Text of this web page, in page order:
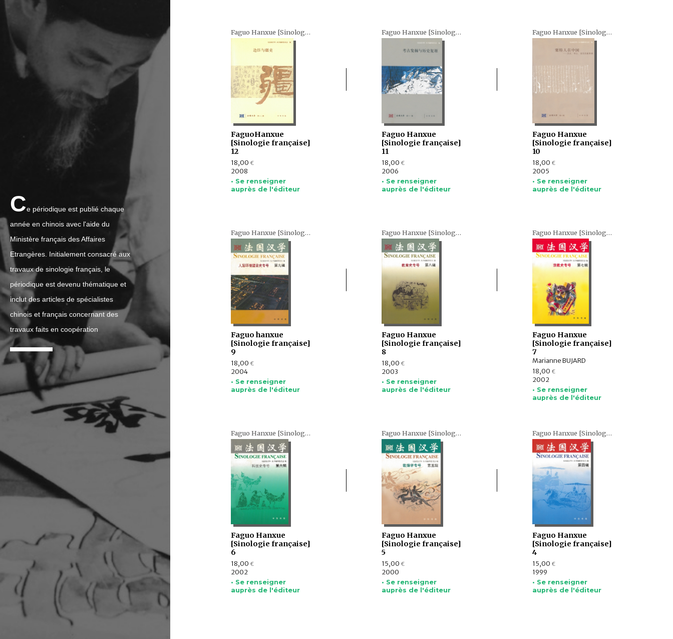
Ce périodique est publié chaque
année en chinois avec l'aide du
Ministère français des Affaires
Etrangères. Initialement consacré aux
travaux de sinologie français, le
périodique est devenu thématique et
inclut des articles de spécialistes
chinois et français concernant des
travaux faits en coopération
Faguo Hanxue [Sinologie française] (en chinois)
FaguoHanxue
[Sinologie française]
12
18,00 €
2008
• Se renseigner
auprès de l'éditeur
Faguo Hanxue [Sinologie française] (en chinois)
Faguo Hanxue
[Sinologie française]
11
18,00 €
2006
• Se renseigner
auprès de l'éditeur
Faguo Hanxue [Sinologie française] (en chinois)
Faguo Hanxue
[Sinologie française]
10
18,00 €
2005
• Se renseigner
auprès de l'éditeur
Faguo Hanxue [Sinologie française] (en chinois)
Faguo hanxue
[Sinologie française]
9
18,00 €
2004
• Se renseigner
auprès de l'éditeur
Faguo Hanxue [Sinologie française] (en chinois)
Faguo Hanxue
[Sinologie française]
8
18,00 €
2003
• Se renseigner
auprès de l'éditeur
Faguo Hanxue [Sinologie française] (en chinois)
Faguo Hanxue
[Sinologie française]
7
Marianne BUJARD
18,00 €
2002
• Se renseigner
auprès de l'éditeur
Faguo Hanxue [Sinologie française] (en chinois)
Faguo Hanxue
[Sinologie française]
6
18,00 €
2002
• Se renseigner
auprès de l'éditeur
Faguo Hanxue [Sinologie française] (en chinois)
Faguo Hanxue
[Sinologie française]
5
15,00 €
2000
• Se renseigner
auprès de l'éditeur
Faguo Hanxue [Sinologie française] (en chinois)
Faguo Hanxue
[Sinologie française]
4
15,00 €
1999
• Se renseigner
auprès de l'éditeur